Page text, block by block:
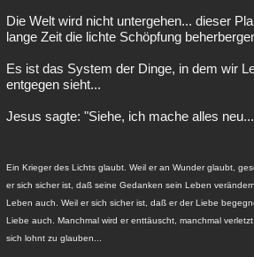
Die Welt wird nicht untergehen... dieser
lange Zeit die lichte Schöpfung
Es ist das System der Dinge, in dem wir
entgegen sieht...
Jesus sagte: "Siehe, ich mache alles
Ein Krieger des Lichts glaubt. Weil er an Wunder glaubt,
er sich sicher ist, daß seine Gedanken sein Leben
Leben auch. Weil er sich sicher ist, daß er der Liebe
Liebe auch. Manchmal wird er enttäuscht, manchmal
sich lohnt zu glauben...